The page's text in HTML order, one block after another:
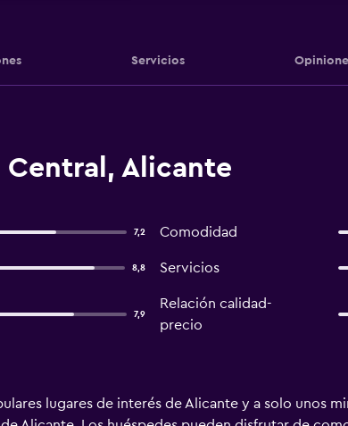
Servicios
Central, Alicante
7,2 Comodidad
8,8 Servicios
7,9
Relación calidad-
precio
lugares de interés de Alicante y a solo unos